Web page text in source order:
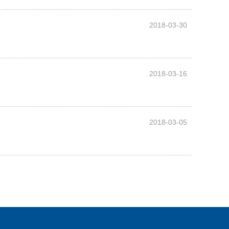
2018-03-30
2018-03-16
2018-03-05